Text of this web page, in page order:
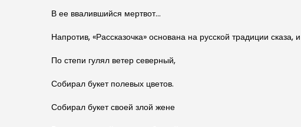
В ее ввалившийся мертвот…
Напротив, «Рассказочка» основана на русской традиции
По степи гулял ветер северный,
Собирал букет полевых цветов.
Собирал букет своей злой жене